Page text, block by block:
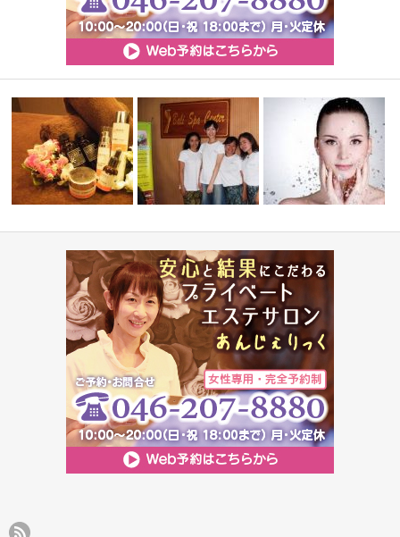
オススメ☆化粧品アイテム
インドネシア政府認定取得
バリエステ留…
大人気★お顔脱毛＆美肌